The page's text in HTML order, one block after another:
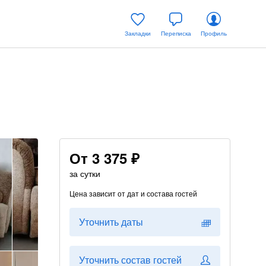
Закладки Переписка Профиль
От 3 375 ₽
за сутки
Цена зависит от дат и состава гостей
Уточнить даты
Уточнить состав гостей